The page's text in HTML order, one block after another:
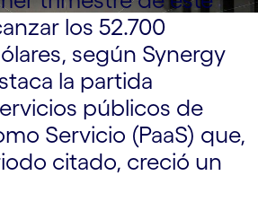
los 52.700
según Synergy
la partida
públicos de
Servicio (PaaS) que,
citado, creció un